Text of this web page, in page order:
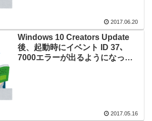
2017.06.20
Windows 10 Creators Update
後、起動時にイベント ID 37､
7000エラーが出るようになっ
2017.05.16